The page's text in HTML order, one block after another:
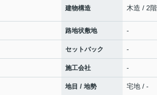
建物構造 木造 / 2
路地状敷地 -
セットバック -
施工会社 -
地目 / 地勢 宅地 / -